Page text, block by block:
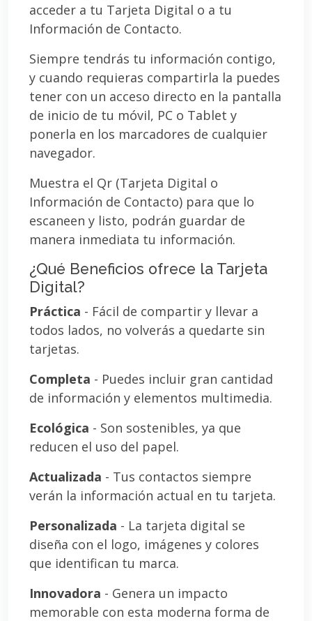
acceder a tu Tarjeta Digital o a tu
Información de Contacto.
Siempre tendrás tu información contigo,
y cuando requieras compartirla la puedes
tener con un acceso directo en la pantalla
de inicio de tu móvil, PC o Tablet y
ponerla en los marcadores de cualquier
navegador.
Muestra el Qr (Tarjeta Digital o
Información de Contacto) para que lo
escaneen y listo, podrán guardar de
manera inmediata tu información.
¿Qué Beneficios ofrece la Tarjeta
Digital?
Práctica - Fácil de compartir y llevar a
todos lados, no volverás a quedarte sin
tarjetas.
Completa - Puedes incluir gran cantidad
de información y elementos multimedia.
Ecológica - Son sostenibles, ya que
reducen el uso del papel.
Actualizada - Tus contactos siempre
verán la información actual en tu tarjeta.
Personalizada - La tarjeta digital se
diseña con el logo, imágenes y colores
que identifican tu marca.
Innovadora - Genera un impacto
memorable con esta moderna forma de